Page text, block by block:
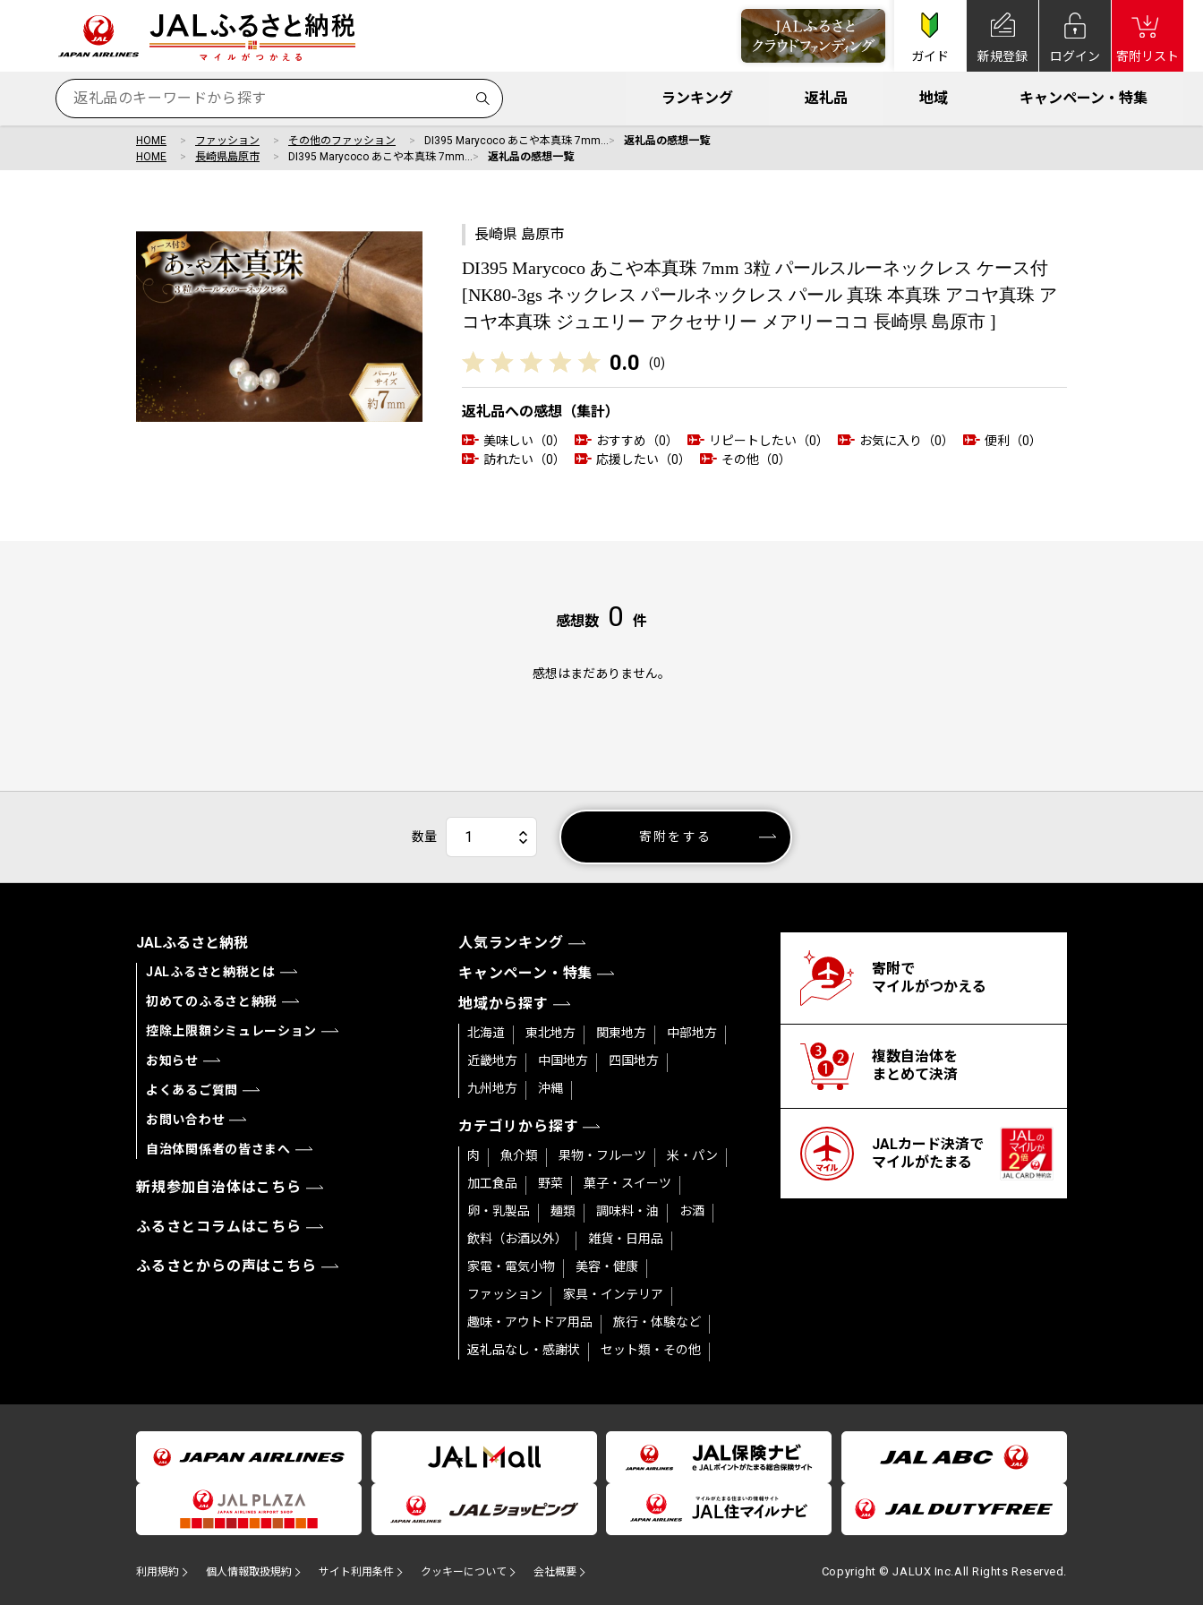
ガイド 新規登録 ログイン 寄附リスト
ランキング 返礼品 地域 キャンペーン・特集
HOME ファッション その他のファッション DI395 Marycoco あこや本真珠 7mm…
返礼品の感想一覧
HOME
長崎県島原市 DI395 Marycoco あこや本真珠 7mm… 返礼品の感想一覧
長崎県 島原市
DI395 Marycoco あこや本真珠 7mm 3粒 パールスルーネックレス ケース付
[NK80-3gs ネックレス パールネックレス パール 真珠 本真珠 アコヤ真珠 ア
コヤ本真珠 ジュエリー アクセサリー メアリーココ 長崎県 島原市 ]
0.0 (0)
返礼品への感想（集計）
美味しい（0） おすすめ（0） リピートしたい（0） お気に入り（0）
便利（0）
訪れたい（0）
応援したい（0） その他（0）
感想数 0 件
感想はまだありません。
数量 寄附をする
JALふるさと納税
JALふるさと納税とは
初めてのふるさと納税
控除上限額シミュレーション
お知らせ
よくあるご質問
お問い合わせ
自治体関係者の皆さまへ
新規参加自治体はこちら
ふるさとコラムはこちら
ふるさとからの声はこちら
人気ランキング
キャンペーン・特集
地域から探す
北海道 東北地方 関東地方
中部地方
近畿地方
中国地方
四国地方
九州地方
沖縄
カテゴリから探す
肉 魚介類 果物・フルーツ
米・パン
加工食品
野菜
菓子・スイーツ
卵・乳製品
麺類 調味料・油
お酒
飲料（お酒以外）
雑貨・日用品
家電・電気小物
美容・健康
ファッション
家具・インテリア
趣味・アウトドア用品
旅行・体験など
返礼品なし・感謝状
セット類・その他
寄附で
マイルがつかえる
複数自治体を
まとめて決済
JALカード決済で
マイルがたまる
利用規約 個人情報取扱規約 サイト利用条件 クッキーについて 会社概要 Copyright © JALUX Inc.All Rights Reserved.